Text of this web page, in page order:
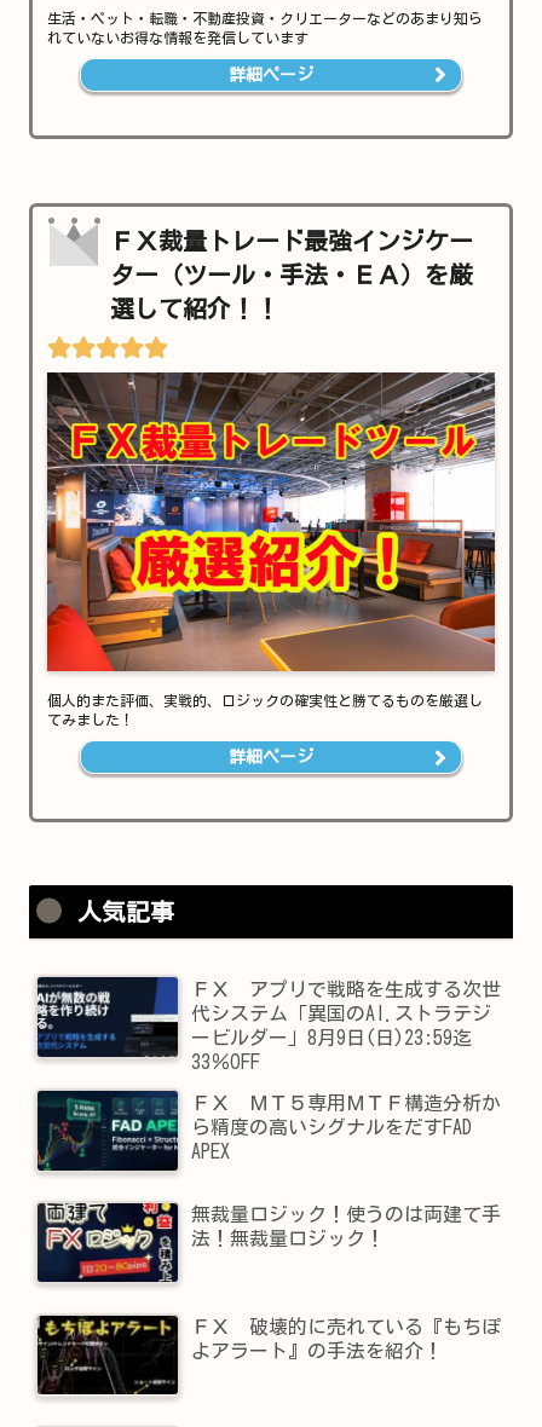
生活・ペット・転職・不動産投資・クリエーターなどのあまり知ら
れていないお得な情報を発信しています
詳細ページ
ＦＸ裁量トレード最強インジケー
ター（ツール・手法・ＥＡ）を厳
選して紹介！！
個人的また評価、実戦的、ロジックの確実性と勝てるものを厳選し
てみました！
詳細ページ
人気記事
ＦＸ アプリで戦略を生成する次世
代システム「異国のAI.ストラテジ
ービルダー」8月9日(日)23:59迄
33％OFF
ＦＸ ＭＴ５専用ＭＴＦ構造分析か
ら精度の高いシグナルをだすFAD
APEX
無裁量ロジック！使うのは両建て手
法！無裁量ロジック！
ＦＸ 破壊的に売れている『もちぽ
よアラート』の手法を紹介！